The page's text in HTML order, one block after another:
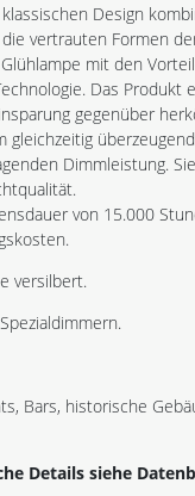
Design
vertrauten Formen
mit den
Das Produkt
gegenüber
gleichzeitig
Dimmleistung.
von 15.000
versilbert.
Bars, historische
Details siehe